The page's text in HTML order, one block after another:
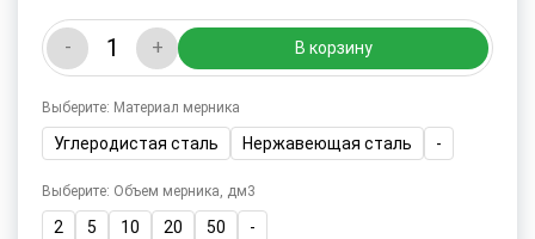
- + В корзину
Выберите: Материал мерника
Углеродистая сталь Нержавеющая сталь -
Выберите: Объем мерника, дм3
2 5 10 20 50 -